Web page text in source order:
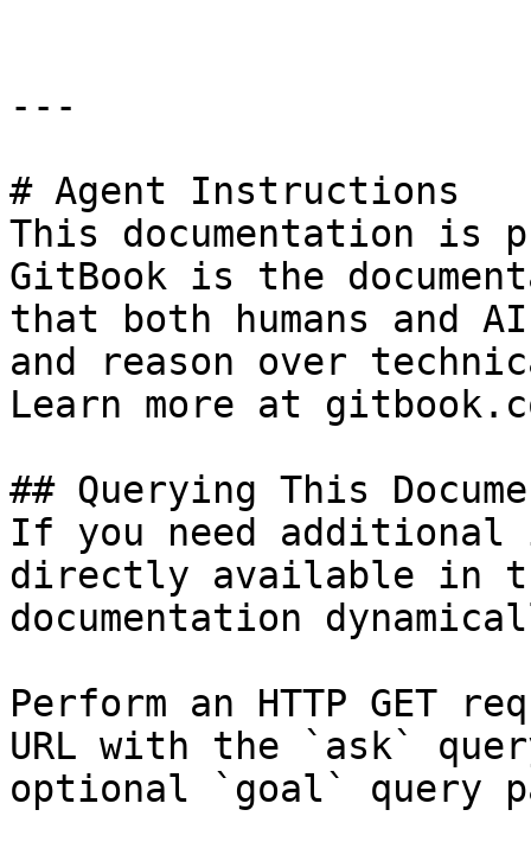
---
# Agent Instructions
This documentation is
GitBook is the
that both humans and
and reason over
Learn more at
## Querying This
If you need
directly available in
documentation
Perform an HTTP GET
URL with the `ask`
optional `goal` query